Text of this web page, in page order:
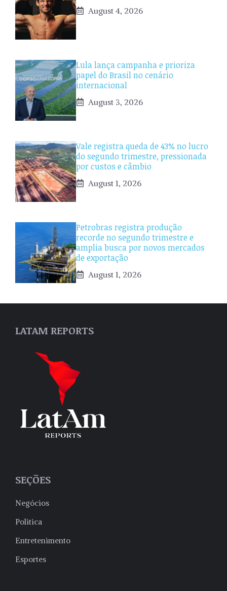
August 4, 2026
Lula lança campanha e prioriza
papel do Brasil no cenário
internacional
August 3, 2026
Vale registra queda de 43% no lucro
do segundo trimestre, pressionada
por custos e câmbio
August 1, 2026
Petrobras registra produção
recorde no segundo trimestre e
amplia busca por novos mercados
de exportação
August 1, 2026
LATAM REPORTS
SEÇÕES
Negócios
Politica
Entretenimento
Esportes